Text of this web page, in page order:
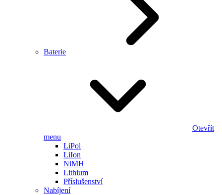
Baterie
Otevřít
menu
LiPol
LiIon
NiMH
Lithium
Příslušenství
Nabíjení